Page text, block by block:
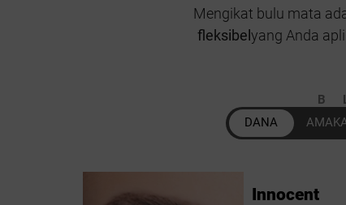
Mengikat bulu mata
fleksibel yang Anda
DANA
Innocent